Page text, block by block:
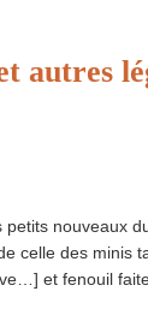
autres
nouveaux
celle des minis
et fenouil